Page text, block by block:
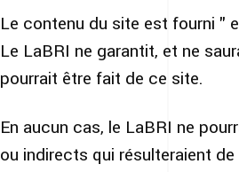
Le contenu du site est fourni "
Le LaBRI ne garantit, et ne
pourrait être fait de ce site.
En aucun cas, le LaBRI ne
ou indirects qui résulteraient